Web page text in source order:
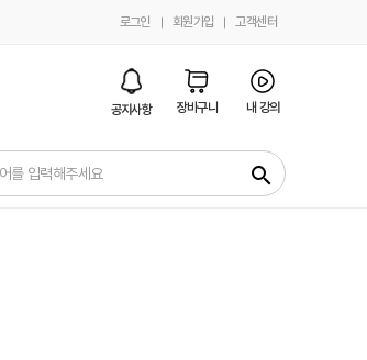
로그인 회원가입 고객센터
공지사항 장바구니 내 강의
search